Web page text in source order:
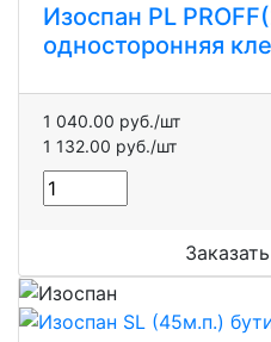
Изоспан PL
односторонняя
1 040.00 руб./шт
1 132.00 руб./шт